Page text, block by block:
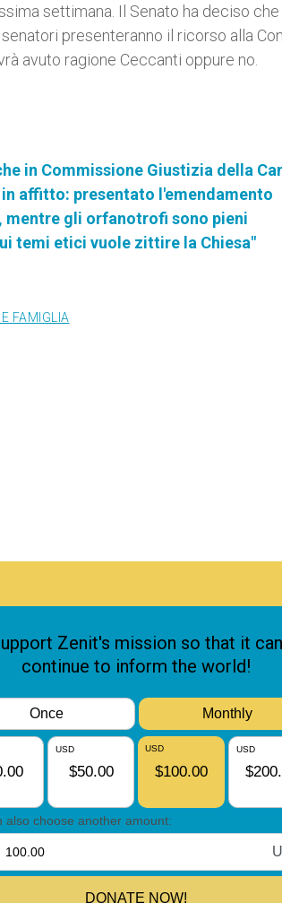
settimana. Il Senato ha deciso
presenteranno il ricorso alla
avuto ragione Ceccanti oppure no.
in Commissione Giustizia della
affitto: presentato l'emendamento
mentre gli orfanotrofi sono pieni
temi etici vuole zittire la Chiesa"
FAMIGLIA